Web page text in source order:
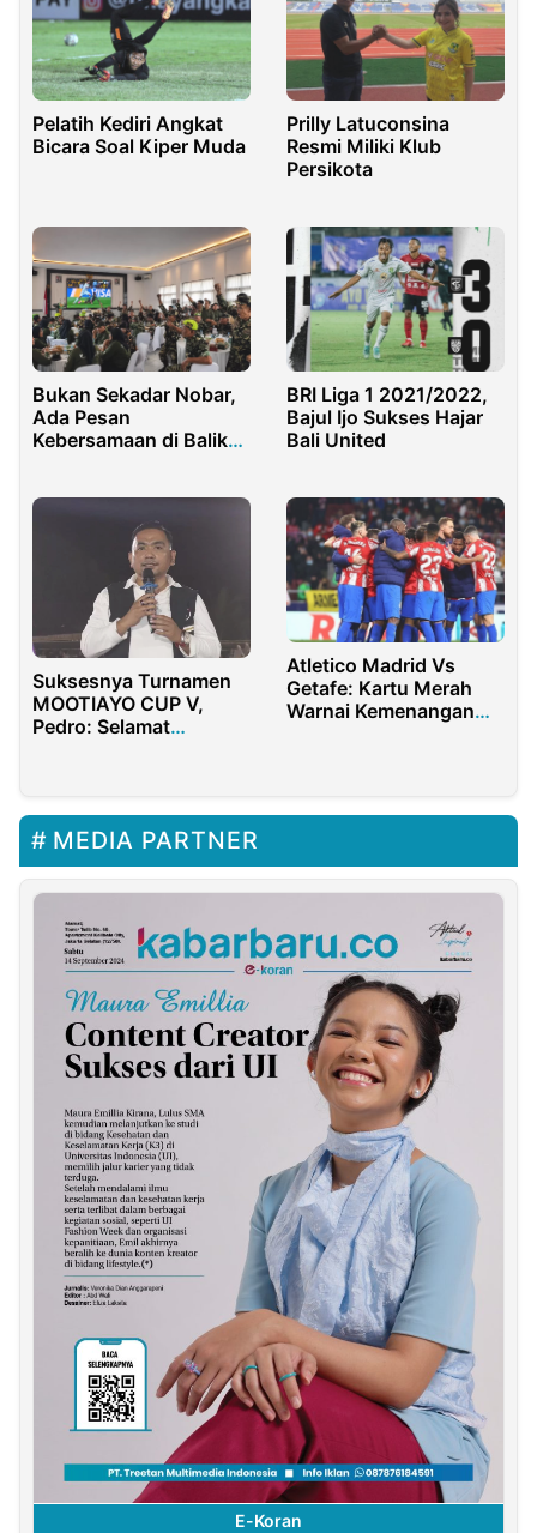
Pelatih Kediri Angkat
Bicara Soal Kiper Muda
Prilly Latuconsina
Resmi Miliki Klub
Persikota
Bukan Sekadar Nobar,
Ada Pesan
Kebersamaan di Balik
BRI Liga 1 2021/2022,
Bajul Ijo Sukses Hajar
Bali United
Suksesnya Turnamen
MOOTIAYO CUP V,
Pedro: Selamat
Atletico Madrid Vs
Getafe: Kartu Merah
Warnai Kemenangan
MEDIA PARTNER
E-Koran